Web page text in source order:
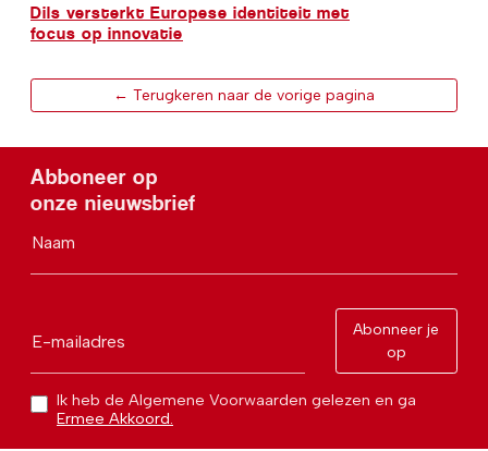
Dils versterkt Europese identiteit met
focus op innovatie
← Terugkeren naar de vorige pagina
Abboneer op
onze nieuwsbrief
Naam
E-mailadres
Abonneer je
op
Ik heb de Algemene Voorwaarden gelezen en ga
Ermee Akkoord.